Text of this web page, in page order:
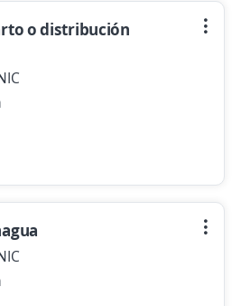
o distribución